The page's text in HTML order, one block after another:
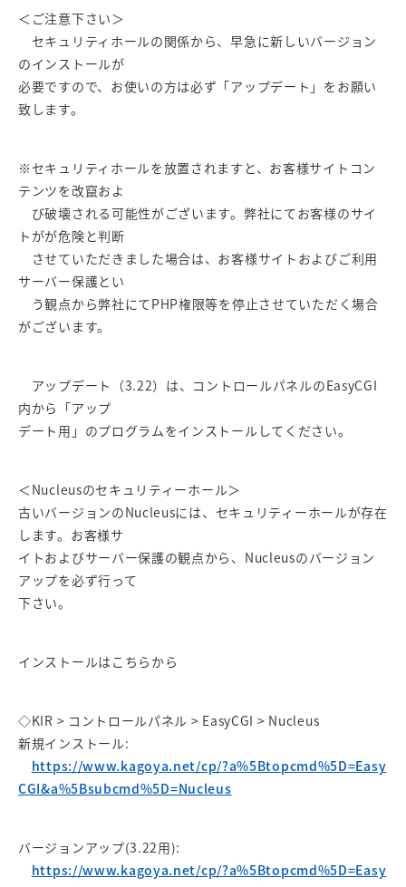
＜ご注意下さい＞
セキュリティホールの関係から、早急に新しいバージョン
のインストールが
必要ですので、お使いの方は必ず「アップデート」をお願い
致します。
※セキュリティホールを放置されますと、お客様サイトコン
テンツを改竄およ
び破壊される可能性がございます。弊社にてお客様のサイ
トがが危険と判断
させていただきました場合は、お客様サイトおよびご利用
サーバー保護とい
う観点から弊社にてPHP権限等を停止させていただく場合
がございます。
アップデート（3.22）は、コントロールパネルのEasyCGI
内から「アップ
デート用」のプログラムをインストールしてください。
＜Nucleusのセキュリティーホール＞
古いバージョンのNucleusには、セキュリティーホールが存在
します。お客様サ
イトおよびサーバー保護の観点から、Nucleusのバージョン
アップを必ず行って
下さい。
インストールはこちらから
◇KIR > コントロールパネル > EasyCGI > Nucleus
新規インストール:
https://www.kagoya.net/cp/?a%5Btopcmd%5D=Easy
CGI&a%5Bsubcmd%5D=Nucleus
バージョンアップ(3.22用):
https://www.kagoya.net/cp/?a%5Btopcmd%5D=Easy